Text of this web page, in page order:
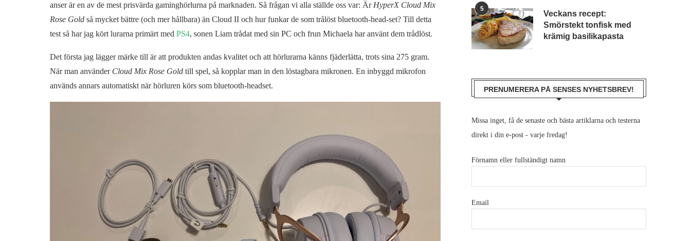
anser är en av de mest prisvärda gaminghörlurna på marknaden. Så frågan vi alla ställde oss var: Är HyperX Cloud Mix
Rose Goldså mycket bättre (och mer hållbara) än Cloud II och hur funkar de som trålöst bluetooth-head-set? Till detta
test så har jag kört lurarna primärt med PS4, sonen Liam trådat med sin PC och frun Michaela har använt dem trådlöst.
Det första jag lägger märke till är att produkten andas kvalitet och att hörlurarna känns fjäderlätta, trots sina 275 gram.
När man använder Cloud Mix Rose Gold till spel, så kopplar man in den löstagbara mikronen. En inbyggd mikrofon
används annars automatiskt när hörluren körs som bluetooth-headset.
5
Veckans recept:
Smörstekt tonfisk med
krämig basilikapasta
PRENUMERERA PÅ SENSES NYHETSBREV!
Missa inget, få de senaste och bästa artiklarna och testerna
direkt i din e-post - varje fredag!
Förnamn eller fullständigt namn
Email